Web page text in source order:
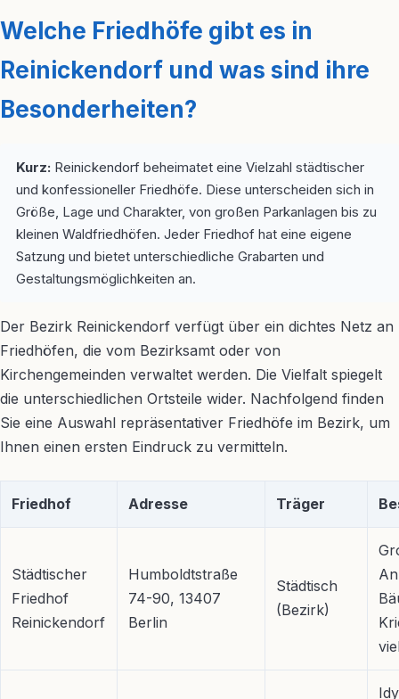
Welche Friedhöfe gibt es in
Reinickendorf und was sind ihre
Besonderheiten?
Kurz: Reinickendorf beheimatet eine Vielzahl städtischer
und konfessioneller Friedhöfe. Diese unterscheiden sich in
Größe, Lage und Charakter, von großen Parkanlagen bis zu
kleinen Waldfriedhöfen. Jeder Friedhof hat eine eigene
Satzung und bietet unterschiedliche Grabarten und
Gestaltungsmöglichkeiten an.
Der Bezirk Reinickendorf verfügt über ein dichtes Netz an
Friedhöfen, die vom Bezirksamt oder von
Kirchengemeinden verwaltet werden. Die Vielfalt spiegelt
die unterschiedlichen Ortsteile wider. Nachfolgend finden
Sie eine Auswahl repräsentativer Friedhöfe im Bezirk, um
Ihnen einen ersten Eindruck zu vermitteln.
Friedhof Adresse Träger
Städtischer
Friedhof
Reinickendorf
Humboldtstraße
74-90, 13407
Berlin
Städtisch
(Bezirk)